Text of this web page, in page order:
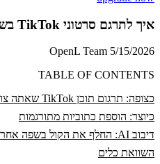
איך לתרגם סרטוני TikTok בשנת 2026
OpenL Team 5/15/2026
TABLE OF CONTENTS
כצופה: תרגום תוכן TikTok שאתה צופה בו
כיוצר: הוספת כתוביות מתורגמות
דיבוב AI: החלף את הקול בשפה אחרת
השוואת כלים